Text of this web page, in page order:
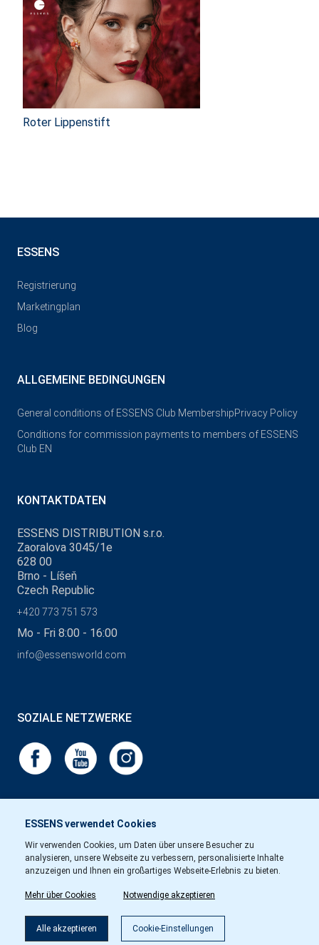
Roter Lippenstift
ESSENS verwendet Cookies
Wir verwenden Cookies, um Daten über unsere Besucher zu
analysieren, unsere Webseite zu verbessern, personalisierte Inhalte
anzuzeigen und Ihnen ein großartiges Webseite-Erlebnis zu bieten.
Mehr über Cookies Notwendige akzeptieren
Alle akzeptieren Cookie-Einstellungen
ESSENS
Registrierung
Marketingplan
Blog
ALLGEMEINE BEDINGUNGEN
General conditions of ESSENS Club MembershipPrivacy Policy
Conditions for commission payments to members of ESSENS
Club EN
KONTAKTDATEN
ESSENS DISTRIBUTION s.r.o.
Zaoralova 3045/1e
628 00
Brno - Líšeň
Czech Republic
+420 773 751 573
Mo - Fri 8:00 - 16:00
info@essensworld.com
SOZIALE NETZWERKE